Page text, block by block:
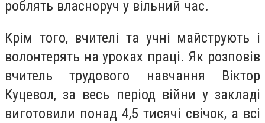
роблять власноруч у вільний час.
Крім того, вчителі та учні майструють і
волонтерять на уроках праці. Як розповів
вчитель трудового навчання Віктор
Куцевол, за весь період війни у закладі
виготовили понад 4,5 тисячі свічок, а всі